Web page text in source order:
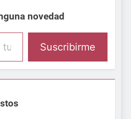
novedad
Suscribirme